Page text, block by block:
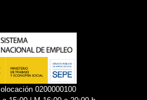
0200000100